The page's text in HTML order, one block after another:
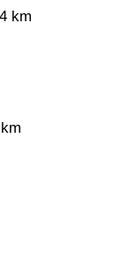
km